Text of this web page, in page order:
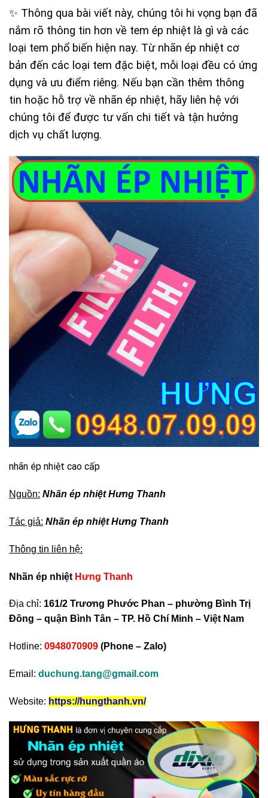
✨ Thông qua bài viết này, chúng tôi hi vọng bạn đã
nắm rõ thông tin hơn về tem ép nhiệt là gì và các
loại tem phổ biến hiện nay. Từ nhãn ép nhiệt cơ
bản đến các loại tem đặc biệt, mỗi loại đều có ứng
dụng và ưu điểm riêng. Nếu bạn cần thêm thông
tin hoặc hỗ trợ về nhãn ép nhiệt, hãy liên hệ với
chúng tôi để được tư vấn chi tiết và tận hưởng
dịch vụ chất lượng.
nhãn ép nhiệt cao cấp
Nguồn: Nhãn ép nhiệt Hưng Thanh
Tác giả: Nhãn ép nhiệt Hưng Thanh
Thông tin liên hệ:
Nhãn ép nhiệt Hưng Thanh
Địa chỉ: 161/2 Trương Phước Phan – phường Bình Trị
Đông – quận Bình Tân – TP. Hồ Chí Minh – Việt Nam
Hotline: 0948070909 (Phone – Zalo)
Email: duchung.tang@gmail.com
Website: https://hungthanh.vn/